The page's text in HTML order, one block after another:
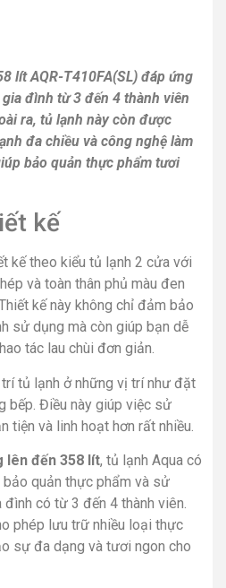
lít AQR-T410FA(SL) đáp ứng
đình từ 3 đến 4 thành viên
ra, tủ lạnh này còn được
đa chiều và công nghệ làm
bảo quản thực phẩm tươi
kế
kế theo kiểu tủ lạnh 2 cửa với
và toàn thân phủ màu đen
kế này không chỉ đảm bảo
sử dụng mà còn giúp bạn dễ
tác lau chùi đơn giản.
tủ lạnh ở những vị trí như đặt
bếp. Điều này giúp việc sử
tiện và linh hoạt hơn rất nhiều.
lên đến 358 lít, tủ lạnh Aqua có
quản thực phẩm và sử
có từ 3 đến 4 thành viên.
phép lưu trữ nhiều loại thực
sự đa dạng và tươi ngon cho